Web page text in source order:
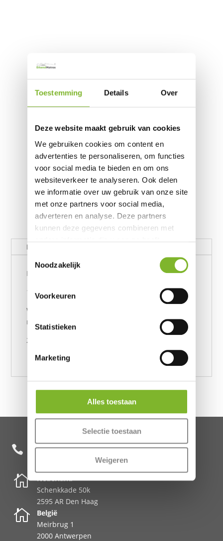
Toestemming Details Over
Deze website maakt gebruik van cookies
We gebruiken cookies om content en
advertenties te personaliseren, om functies
voor social media te bieden en om ons
websiteverkeer te analyseren. Ook delen
we informatie over uw gebruik van onze site
met onze partners voor social media,
adverteren en analyse. Deze partners
kunnen deze gegevens combineren met
basis van uw gebruik van hun services.
Toestemmingsselectie
Noodzakelijk
Voorkeuren
Statistieken
Marketing
Alles toestaan
Selectie toestaan
Weigeren
Beschrijving
ErkendMatras Topper uit voorraad
180 x 200 ETHH ( 1 kern )
Wordt z.s.m. per post opgestuurd vanuit het
magazijn.
259 euro totaal
 +31 85 482 0020

Nederland
Schenkkade 50k
2595 AR Den Haag

België
Meirbrug 1
2000 Antwerpen